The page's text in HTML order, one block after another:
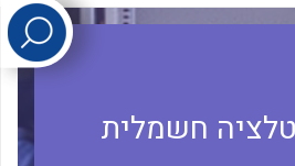
לכל מוצרי היצרן
חשמלית